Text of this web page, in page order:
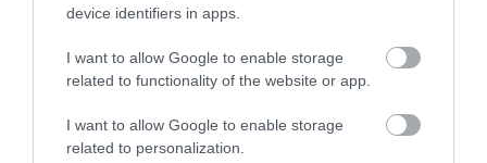
device identifiers in apps.
I want to allow Google to enable storage
related to functionality of the website or app.
I want to allow Google to enable storage
related to personalization.